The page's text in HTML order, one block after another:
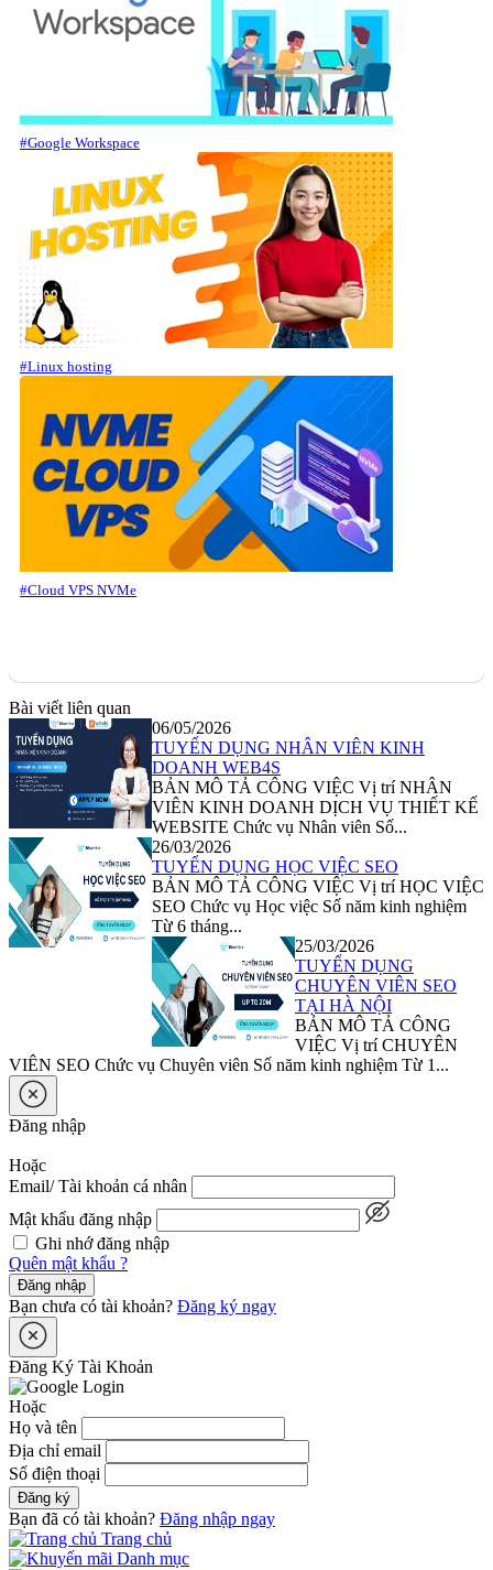
#Google Workspace
#Linux hosting
#Cloud VPS NVMe
Bài viết liên quan
06/05/2026
TUYỂN DỤNG NHÂN VIÊN KINH
DOANH WEB4S
BẢN MÔ TẢ CÔNG VIỆC Vị trí NHÂN
VIÊN KINH DOANH DỊCH VỤ THIẾT KẾ
WEBSITE Chức vụ Nhân viên Số...
26/03/2026
TUYỂN DỤNG HỌC VIỆC SEO
BẢN MÔ TẢ CÔNG VIỆC Vị trí HỌC VIỆC
SEO Chức vụ Học việc Số năm kinh nghiệm
Từ 6 tháng...
25/03/2026
TUYỂN DỤNG
CHUYÊN VIÊN SEO
TẠI HÀ NỘI
BẢN MÔ TẢ CÔNG
VIỆC Vị trí CHUYÊN
VIÊN SEO Chức vụ Chuyên viên Số năm kinh nghiệm Từ 1...
Đăng nhập
Hoặc
Email/ Tài khoản cá nhân
Mật khẩu đăng nhập
Ghi nhớ đăng nhập
Quên mật khẩu ?
Đăng nhập
Bạn chưa có tài khoản? Đăng ký ngay
Đăng Ký Tài Khoản
Hoặc
Họ và tên
Địa chỉ email
Số điện thoại
Đăng ký
Bạn đã có tài khoản? Đăng nhập ngay
Trang chủ
Danh mục